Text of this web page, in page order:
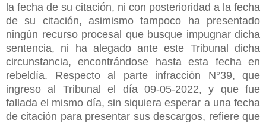
la fecha de su citación, ni con posterioridad a la fecha
de su citación, asimismo tampoco ha presentado
ningún recurso procesal que busque impugnar dicha
sentencia, ni ha alegado ante este Tribunal dicha
circunstancia, encontrándose hasta esta fecha en
rebeldía. Respecto al parte infracción N°39, que
ingreso al Tribunal el día 09-05-2022, y que fue
fallada el mismo día, sin siquiera esperar a una fecha
de citación para presentar sus descargos, refiere que